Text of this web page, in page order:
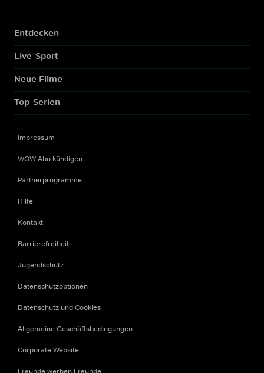
Entdecken
Live-Sport
Neue Filme
Top-Serien
Impressum
WOW Abo kündigen
Partnerprogramme
Hilfe
Kontakt
Barrierefreiheit
Jugendschutz
Datenschutzoptionen
Datenschutz und Cookies
Allgemeine Geschäftsbedingungen
Corporate Website